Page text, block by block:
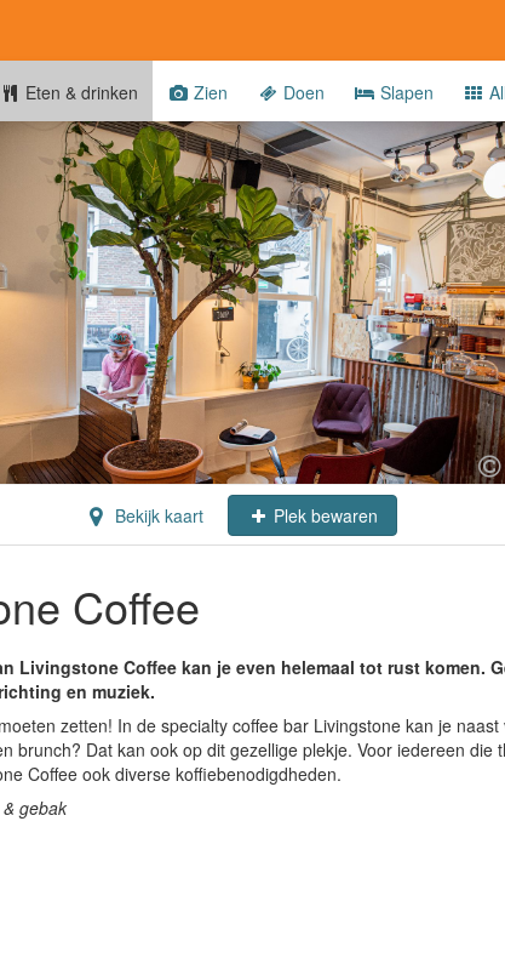
Eten & drinken Zien Doen Slapen
Bekijk kaart Plek bewaren
Coffee
Livingstone Coffee kan je even helemaal tot rust komen.
en muziek.
zetten! In de specialty coffee bar Livingstone kan je
brunch? Dat kan ook op dit gezellige plekje. Voor iedereen die
Coffee ook diverse koffiebenodigdheden.
gebak